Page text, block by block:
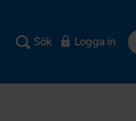
Sök Logga in